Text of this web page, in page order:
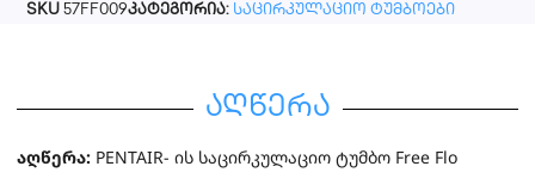
SKU57FF009კატეგორია: საცირკულაციო ტუმბოები
აღწერა
აღწერა: PENTAIR- ის საცირკულაციო ტუმბო Free Flo